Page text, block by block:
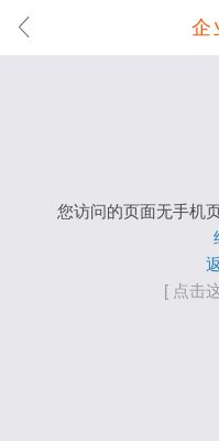
企
您访问的页面无手机
[ 点击